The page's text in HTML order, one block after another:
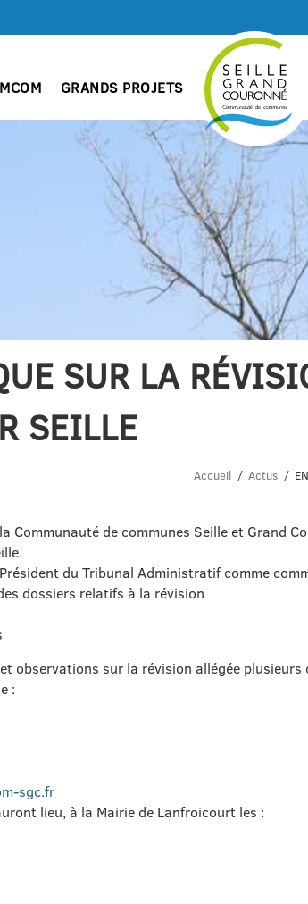
GRANDS PROJETS
SUR LA
SEILLE
Accueil Actus
de communes Seille et Grand
du Tribunal Administratif comme
dossiers relatifs à la révision
observations sur la révision allégée plusieurs
:
sgc.fr
lieu, à la Mairie de Lanfroicourt les :